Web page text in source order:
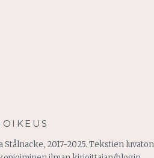
2017-2025. Tekstien luvaton